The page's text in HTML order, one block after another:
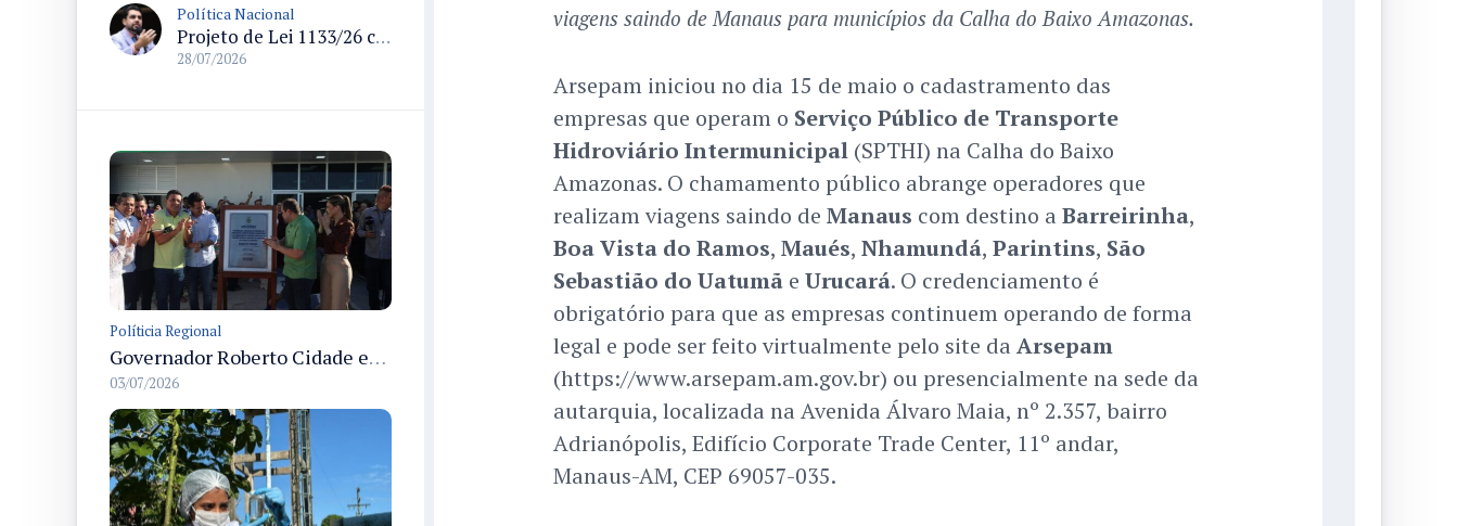
Política Nacional
Projeto de Lei 1133/26 cria política de atendimento psicológico voluntário com dedução no Imposto de Renda
28/07/2026
Políticia Regional
Governador Roberto Cidade entrega readequação do ambulatório da FCecon e amplia capacidade de atendimento oncológico em Manaus
03/07/2026
viagens saindo de Manaus para municípios da Calha do Baixo Amazonas.
Arsepam iniciou no dia 15 de maio o cadastramento das
empresas que operam o Serviço Público de Transporte
Hidroviário Intermunicipal(SPTHI) na Calha do Baixo
Amazonas. O chamamento público abrange operadores que
realizam viagens saindo de Manaus com destino a Barreirinha,
Boa Vista do Ramos, Maués, Nhamundá, Parintins, São
Sebastião do Uatumãe Urucará. O credenciamento é
obrigatório para que as empresas continuem operando de forma
legal e pode ser feito virtualmente pelo site da Arsepam
(https://www.arsepam.am.gov.br) ou presencialmente na sede da
autarquia, localizada na Avenida Álvaro Maia, nº 2.357, bairro
Adrianópolis, Edifício Corporate Trade Center, 11º andar,
Manaus-AM, CEP 69057-035.